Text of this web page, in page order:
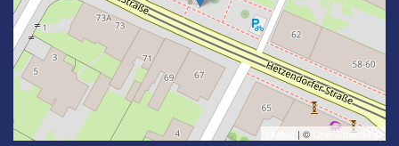
Leaflet | © OpenStreetMap